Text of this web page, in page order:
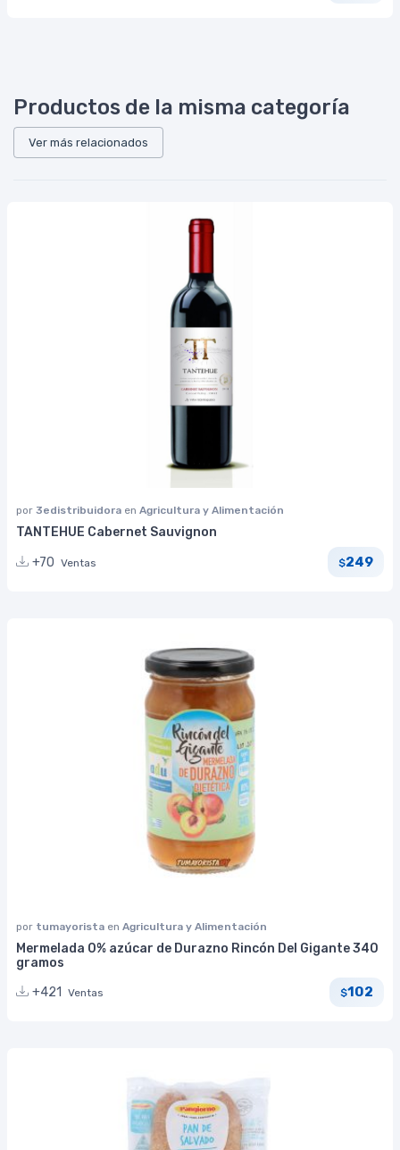
Productos de la misma categoría
Ver más relacionados
por 3edistribuidora en Agricultura y Alimentación
TANTEHUE Cabernet Sauvignon
+70 Ventas $249
por tumayorista en Agricultura y Alimentación
Mermelada 0% azúcar de Durazno Rincón Del Gigante 340
gramos
+421
Ventas $102